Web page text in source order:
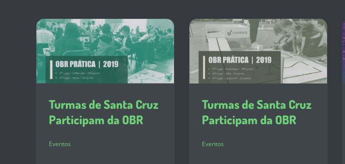
Turmas de Santa Cruz
Participam da OBR
Eventos
Turmas de Santa Cruz
Participam da OBR
Eventos